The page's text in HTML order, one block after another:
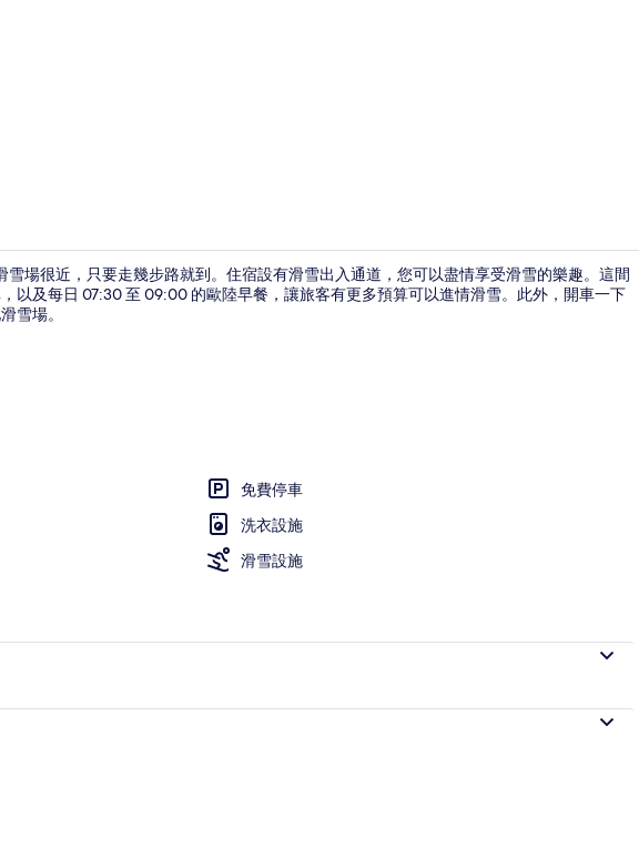
雪場很近，只要走幾步路就到。住宿設有滑雪出入通道，您可以盡情享受滑雪的樂趣。這間
以及每日 07:30 至 09:00 的歐陸早餐，讓旅客有更多預算可以進情滑雪。此外，開車一下
雪場。
免費停車
洗衣設施
滑雪設施